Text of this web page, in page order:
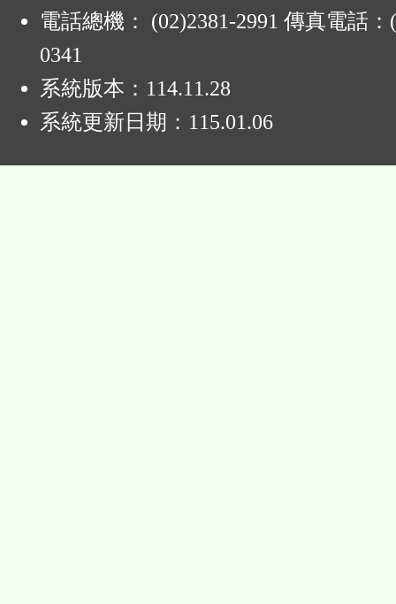
電話總機： (02)2381-2991 傳真電話：
0341
系統版本： 114.11.28
系統更新日期： 115.01.06